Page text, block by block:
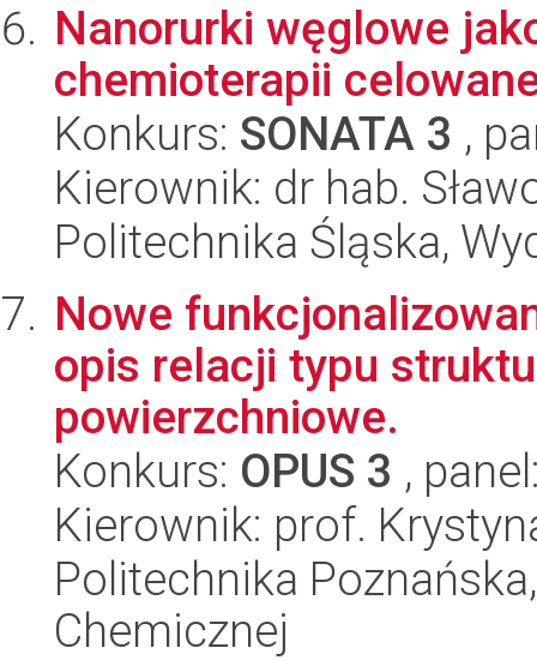
Nanorurki węglowe
chemioterapii
Konkurs: SONATA 3 ,
Kierownik: dr hab.
Politechnika Śląska,
Nowe
opis relacji typu
powierzchniowe.
Konkurs: OPUS 3 ,
Kierownik: prof.
Politechnika
Chemicznej